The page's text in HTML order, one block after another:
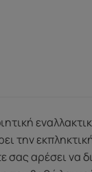
την
σας αρέσει να